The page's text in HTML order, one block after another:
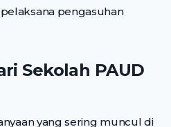
pengasuhan
Sekolah PAUD
yang sering muncul di